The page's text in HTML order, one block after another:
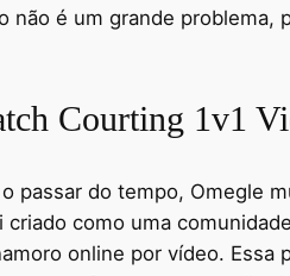
não é um grande problema,
Courting 1v1
passar do tempo, Omegle
criado como uma
online por vídeo. Essa